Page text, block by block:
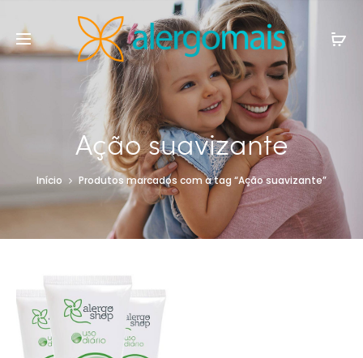
Ação suavizante
Início Produtos marcados com a tag “Ação suavizante”